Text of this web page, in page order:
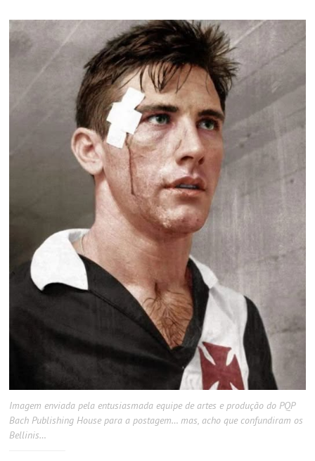
Imagem enviada pela entusiasmada equipe de artes e produção do PQP
Bach Publishing House para a postagem… mas, acho que confundiram os
Bellinis…